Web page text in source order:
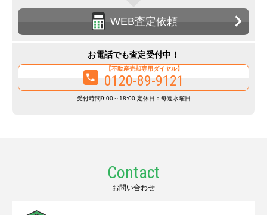
WEB査定依頼
お電話でも査定受付中！
【不動産売却専用ダイヤル】
0120-89-9121
受付時間9:00～18:00 定休日：毎週水曜日
Contact
お問い合わせ